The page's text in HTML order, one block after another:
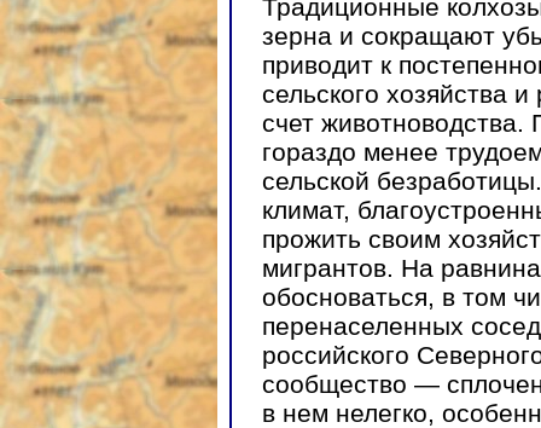
Традиционные
зерна и сокращают
приводит к
сельского хозяйства
счет животноводства.
гораздо менее
сельской
климат,
прожить своим
мигрантов. На
обосноваться, в том
перенаселенных
российского
сообщество —
в нем нелегко,